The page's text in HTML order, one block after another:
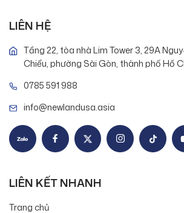
LIÊN HỆ
Tầng 22, tòa nhà Lim Tower 3, 29A
Chiểu, phường Sài Gòn, thành phố Hồ
0785 591 988
info@newlandusa.asia
LIÊN KẾT NHANH
Trang chủ